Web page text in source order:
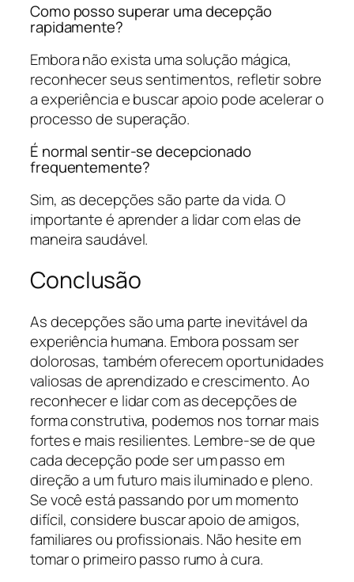
Como posso superar uma decepção
rapidamente?
Embora não exista uma solução mágica,
reconhecer seus sentimentos, refletir sobre
a experiência e buscar apoio pode acelerar o
processo de superação.
É normal sentir-se decepcionado
frequentemente?
Sim, as decepções são parte da vida. O
importante é aprender a lidar com elas de
maneira saudável.
Conclusão
As decepções são uma parte inevitável da
experiência humana. Embora possam ser
dolorosas, também oferecem oportunidades
valiosas de aprendizado e crescimento. Ao
reconhecer e lidar com as decepções de
forma construtiva, podemos nos tornar mais
fortes e mais resilientes. Lembre-se de que
cada decepção pode ser um passo em
direção a um futuro mais iluminado e pleno.
Se você está passando por um momento
difícil, considere buscar apoio de amigos,
familiares ou profissionais. Não hesite em
tomar o primeiro passo rumo à cura.